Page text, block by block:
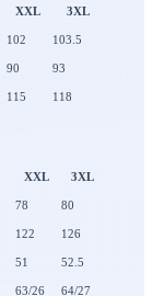
XXL 3XL
102 103.5
90 93
115 118
XXL 3XL
78 80
122 126
51 52.5
63/26 64/27